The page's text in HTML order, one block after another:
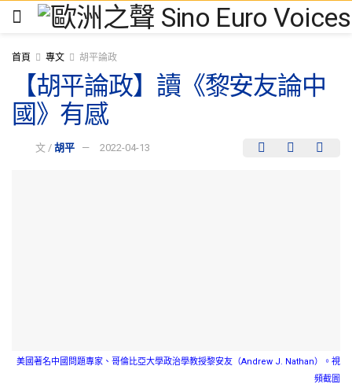
首頁 專文 胡平論政
【胡平論政】讀《黎安友論中
國》有感
文 / 胡平 2022-04-13
美國著名中國問題專家、哥倫比亞大學政治學教授黎安友（Andrew J. Nathan）。視
頻截圖